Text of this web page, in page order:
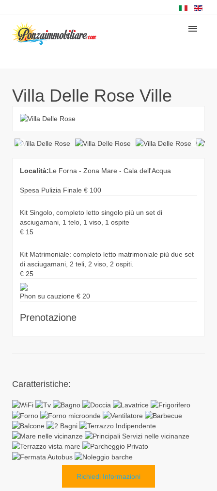
Villa Delle Rose Ville
Località:Le Forna - Zona Mare - Cala dell'Acqua
Spesa Pulizia Finale € 100
Kit Singolo, completo letto singolo più un set di
asciugamani, 1 telo, 1 viso, 1 ospite
€ 15
Kit Matrimoniale: completo letto matrimoniale più due set
di asciugamani, 2 teli, 2 viso, 2 ospiti.
€ 25
Phon su cauzione € 20
Prenotazione
Caratteristiche:
Richiedi Informazioni